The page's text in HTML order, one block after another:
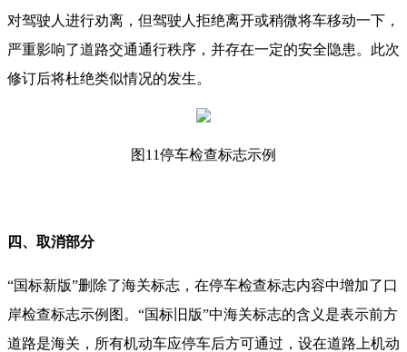
对驾驶人进行劝离，但驾驶人拒绝离开或稍微将车移动一下，
严重影响了道路交通通行秩序，并存在一定的安全隐患。此次
修订后将杜绝类似情况的发生。
图11停车检查标志示例
四、取消部分
“国标新版”删除了海关标志，在停车检查标志内容中增加了口
岸检查标志示例图。“国标旧版”中海关标志的含义是表示前方
道路是海关，所有机动车应停车后方可通过，设在道路上机动